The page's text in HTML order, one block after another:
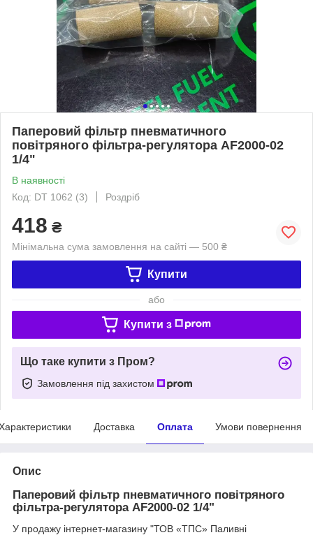
Паперовий фільтр пневматичного
повітряного фільтра-регулятора AF2000-02
1/4"
В наявності
Код: DT 1062 (3)
Роздріб
418 ₴
Мінімальна сума замовлення на сайті — 500 ₴
Купити
або
Купити з
Що таке купити з Пром?
Замовлення під захистом
Доставка Оплата Умови повернення
Опис
Паперовий фільтр пневматичного повітряного
фільтра-регулятора AF2000-02 1/4"
У продажу інтернет-магазину "ТОВ «ТПС» Паливні